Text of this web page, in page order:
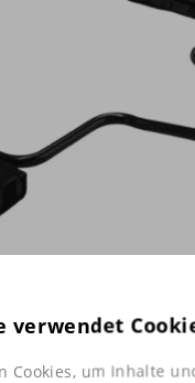
verwendet
Cookies, um Inhalte